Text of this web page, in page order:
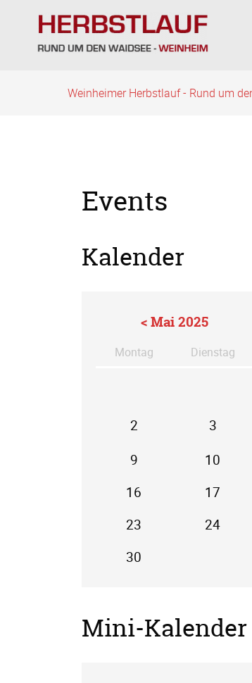
überspringen
Weinheimer Herbstlauf - Rund um
Events
Kalender
< Mai 2025
Montag Dienstag
2
3
9
10
16
17
23
24
30
Mini-Kalender